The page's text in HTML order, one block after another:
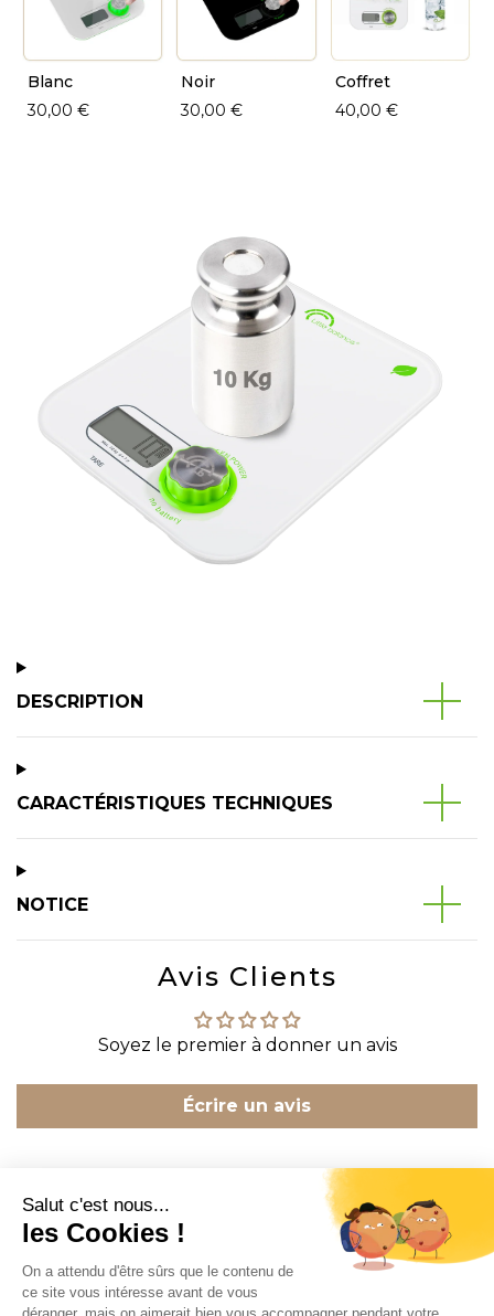
Blanc
30,00 €
Noir
30,00 €
Coffret
40,00 €
DESCRIPTION
CARACTÉRISTIQUES TECHNIQUES
NOTICE
Avis Clients
Soyez le premier à donner un avis
Écrire un avis
CONTACT
INFORMATION